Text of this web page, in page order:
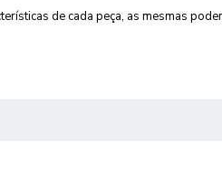
de cada peça, as mesmas